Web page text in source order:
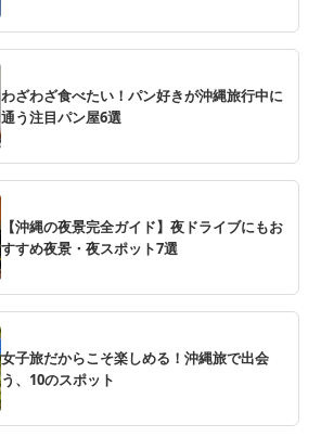
わざわざ食べたい！パン好きが沖縄旅行中に
通う注目パン屋6選
【沖縄の夜景完全ガイド】夜ドライブにもお
すすめ夜景・夜スポット7選
女子旅だからこそ楽しめる！沖縄旅で出会
う、10のスポット